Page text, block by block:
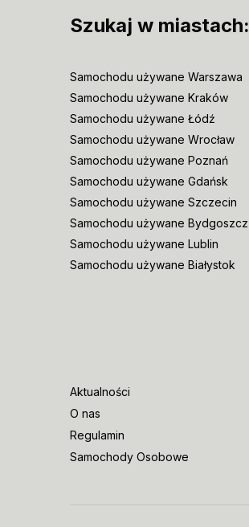
Szukaj w miastach:
Samochodu używane Warszawa
Samochodu używane Kraków
Samochodu używane Łódź
Samochodu używane Wrocław
Samochodu używane Poznań
Samochodu używane Gdańsk
Samochodu używane Szczecin
Samochodu używane Bydgoszcz
Samochodu używane Lublin
Samochodu używane Białystok
Aktualności
O nas
Regulamin
Samochody Osobowe